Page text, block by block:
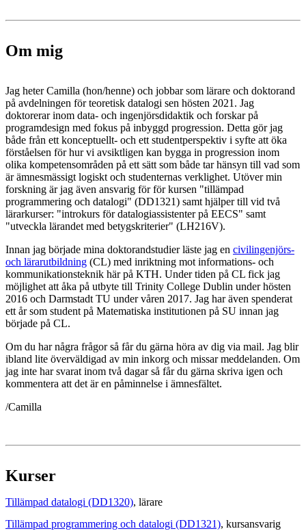
Om mig
Jag heter Camilla (hon/henne) och jobbar som lärare och doktorand
på avdelningen för teoretisk datalogi sen hösten 2021. Jag
doktorerar inom data- och ingenjörsdidaktik och forskar på
programdesign med fokus på inbyggd progression. Detta gör jag
både från ett konceptuellt- och ett studentperspektiv i syfte att öka
förståelsen för hur vi avsiktligen kan bygga in progression inom
olika kompetensområden på ett sätt som både tar hänsyn till vad som
är ämnesmässigt logiskt och studenternas verklighet. Utöver min
forskning är jag även ansvarig för för kursen "tillämpad
programmering och datalogi" (DD1321) samt hjälper till vid två
lärarkurser: "introkurs för datalogiassistenter på EECS" samt
"utveckla lärandet med betygskriterier" (LH216V).
Innan jag började mina doktorandstudier läste jag en civilingenjörs-
och lärarutbildning (CL) med inriktning mot informations- och
kommunikationsteknik här på KTH. Under tiden på CL fick jag
möjlighet att åka på utbyte till Trinity College Dublin under hösten
2016 och Darmstadt TU under våren 2017. Jag har även spenderat
ett år som student på Matematiska institutionen på SU innan jag
började på CL.
Om du har några frågor så får du gärna höra av dig via mail. Jag blir
ibland lite överväldigad av min inkorg och missar meddelanden. Om
jag inte har svarat inom två dagar så får du gärna skriva igen och
kommentera att det är en påminnelse i ämnesfältet.
/Camilla
Kurser
Tillämpad datalogi (DD1320), lärare
Tillämpad programmering och datalogi (DD1321), kursansvarig